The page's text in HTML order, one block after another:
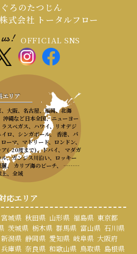
ろのたつじん
式会社 トータルフロー
OFFICIAL SNS
エリア
、大阪、名古屋、福岡、北海
沖縄など日本全国、ニューヨー
ラスベガス、ハワイ、リオデジ
イロ、シンガポール、 香港、パ
ローマ、マドリード、ロンドン、
ア(-20度まで)、ドバイ、 マダガ
ル、ガンジス川沿い、ロッキー
麓、 カリブ海のビーチ、 ………
上、全域
応エリア
宮城県 秋田県 山形県 福島県 東京都
茨城県 栃木県 群馬県 富山県 石川県
新潟県 静岡県 愛知県 岐阜県 大阪府
兵庫県 奈良県 和歌山県 鳥取県 島根県